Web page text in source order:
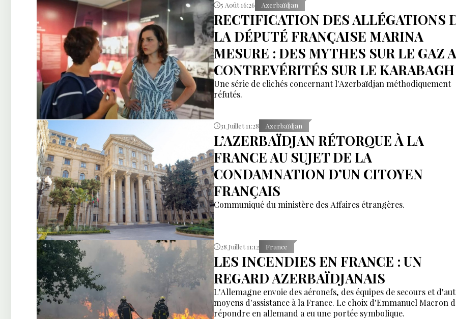
5 Août 16:26 Azerbaïdjan
RECTIFICATION DES ALLÉGATIONS
LA DÉPUTÉ FRANÇAISE MARINA
MESURE : DES MYTHES SUR LE GAZ
CONTREVÉRITÉS SUR LE KARABAGH
Une série de clichés concernant l'Azerbaïdjan méthodiquement
réfutés.
31 Juillet 11:28 Azerbaïdjan
L’AZERBAÏDJAN RÉTORQUE À LA
FRANCE AU SUJET DE LA
CONDAMNATION D’UN CITOYEN
FRANÇAIS
Communiqué du ministère des Affaires étrangères.
28 Juillet 11:12 France
LES INCENDIES EN FRANCE : UN
REGARD AZERBAÏDJANAIS
L'Allemagne envoie des aéronefs, des équipes de secours et
moyens d'assistance à la France. Le choix d'Emmanuel Macron
répondre en allemand a eu une portée symbolique.